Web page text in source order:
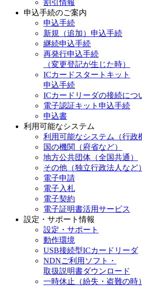
割引情報
申込手続のご案内
申込手続
新規（追加）申込手続
継続申込手続
再発行申込手続
（変更登記が生じた時）
ICカードスタートキット
申込手続
ICカードリーダの接続につ
電子認証キット申込手続
申込書
利用可能なシステム
利用可能なシステム（行政
国の機関（府省など）
地方公共団体（全国共通）
その他（独立行政法人など）
電子申請
電子入札
電子契約
電子証明書活用サービス
設定・サポート情報
設定・サポート
動作環境
USB接続型ICカードリーダ
NDNご利用ソフト・
取扱説明書ダウンロード
一時休止（紛失・盗難の時）